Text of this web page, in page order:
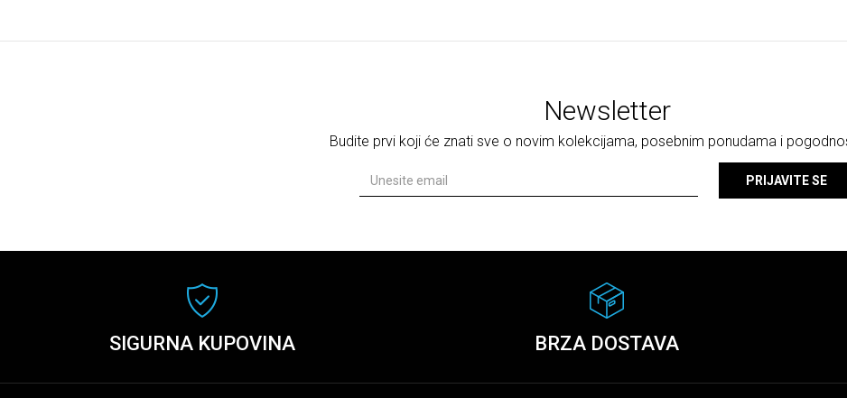
Newsletter
Budite prvi koji će znati sve o novim kolekcijama, posebnim ponudama i
PRIJAVITE SE
SIGURNA KUPOVINA BRZA DOSTAVA